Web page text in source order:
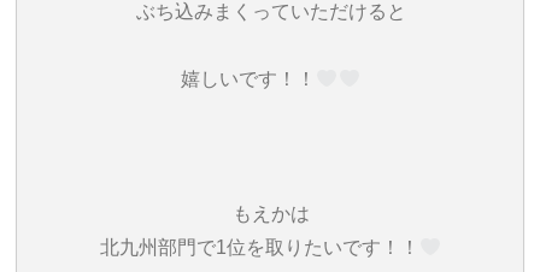
ぶち込みまくっていただけると
嬉しいです！！‎
もえかは
北九州部門で1位を取りたいです！！‎